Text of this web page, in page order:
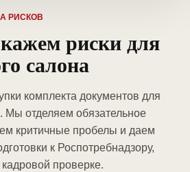
РИСКОВ
риски для
салона
комплекта документов для
Мы отделяем обязательное
критичные пробелы и даем
к Роспотребнадзору,
проверке.